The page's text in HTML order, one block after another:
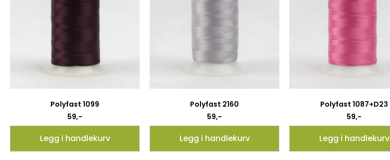
Polyfast 1099
59,-
Legg i handlekurv
Polyfast 2160
59,-
Legg i handlekurv
Polyfast 1087+D23
59,-
Legg i handlekurv